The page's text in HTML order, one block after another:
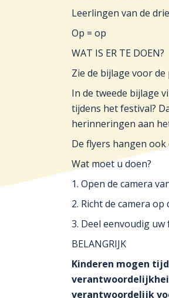
Leerlingen van de
Op = op
WAT IS ER TE DOEN?
Zie de bijlage voor
In de tweede bijlage
tijdens het festival?
herinneringen aan
De flyers hangen ook
Wat moet u doen?
1. Open de camera
2. Richt de camera op
3. Deel eenvoudig uw
BELANGRIJK
Kinderen mogen
verantwoordelijk